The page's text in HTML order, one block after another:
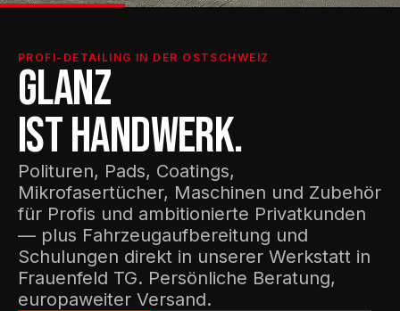
PROFI-DETAILING IN DER OSTSCHWEIZ
GLANZ
IST HANDWERK.
Polituren, Pads, Coatings,
Mikrofasertücher, Maschinen und Zubehör
für Profis und ambitionierte Privatkunden
— plus Fahrzeugaufbereitung und
Schulungen direkt in unserer Werkstatt in
Frauenfeld TG. Persönliche Beratung,
europaweiter Versand.